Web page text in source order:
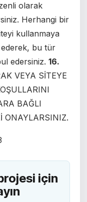
olarak
Herhangi bir
kullanmaya
bu tür
edersiniz. 16.
VEYA SİTEYE
BAĞLI
ONAYLARSINIZ.
için